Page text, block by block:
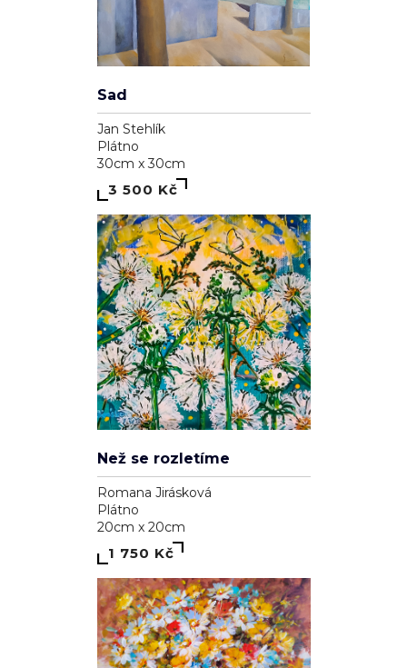
Sad
Jan Stehlík
Plátno
30cm x 30cm
3 500 Kč
Než se rozletíme
Romana Jirásková
Plátno
20cm x 20cm
1 750 Kč